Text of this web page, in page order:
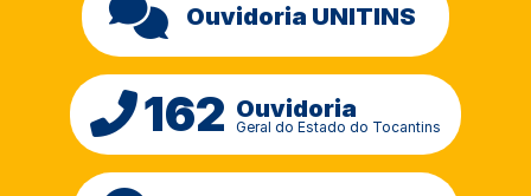
Ouvidoria UNITINS
162 Ouvidoria
Geral do Estado do Tocantins